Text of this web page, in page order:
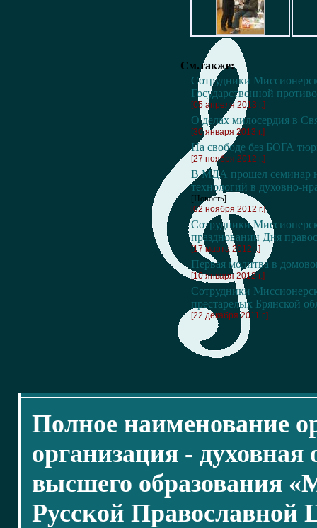
См.также:
Сотрудники
Государственной
[05 апреля 2013 г.]
О делах милосердия в
[30 января 2013 г.]
На свободе без БОГА
[27 ноября 2012 г.]
В МДА прошел семинар
технологий в духовно-
[Новость]
[02 ноября 2012 г.]
Сотрудники
праздновании Дня
[17 марта 2012 г.]
Первая молитва в
[10 января 2012 г.]
Сотрудники
престарелых Брянской
[22 декабря 2011 г.]
Полное наименование
организация - духовная
высшего образования
Русской Православной